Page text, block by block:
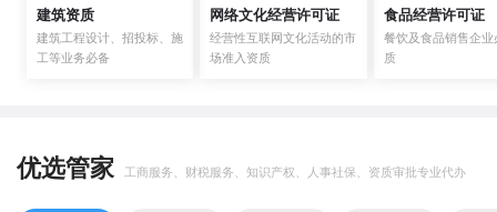
建筑资质
建筑工程设计、招投标、施
工等业务必备
网络文化经营许可证
经营性互联网文化活动的市
场准入资质
食品经营许可证
餐饮及食品销售企业
质
优选管家 工商服务、财税服务、知识产权、人事社保、资质审批专业代办